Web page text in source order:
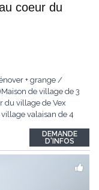
coeur du
+ grange /
de village de 3
du village de Vex
valaisan de 4
fort potentiel de
...
DEMANDE
D'INFOS